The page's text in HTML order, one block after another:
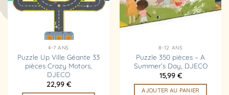
4-7 ANS
Puzzle Up Ville Géante 33
pièces Crazy Motors,
DJECO
22,99 €
8-12 ANS
Puzzle 350 pièces – A
Summer’s Day, DJECO
15,99 €
AJOUTER AU PANIER